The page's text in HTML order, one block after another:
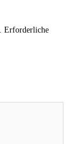
Erforderliche